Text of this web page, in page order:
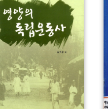
유형 :
생산 :